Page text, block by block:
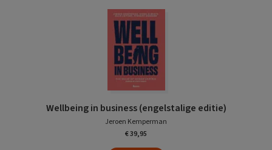
Wellbeing in business (engelstalige editie)
Jeroen Kemperman
€ 39,95